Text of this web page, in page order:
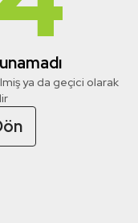
ya da geçici olarak